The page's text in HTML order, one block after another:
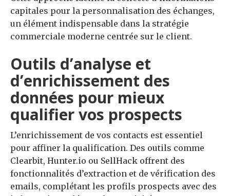
capitales pour la personnalisation des échanges,
un élément indispensable dans la stratégie
commerciale moderne centrée sur le client.
Outils d’analyse et
d’enrichissement des
données pour mieux
qualifier vos prospects
L’enrichissement de vos contacts est essentiel
pour affiner la qualification. Des outils comme
Clearbit, Hunter.io ou SellHack offrent des
fonctionnalités d’extraction et de vérification des
emails, complétant les profils prospects avec des